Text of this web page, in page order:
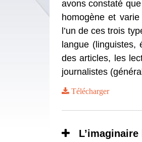
avons constaté
homogène et
l’un de ces trois
langue (linguistes,
des articles, les
journalistes
Télécharger
L’imaginaire